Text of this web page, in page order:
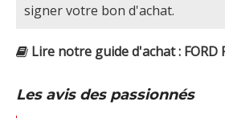
signer votre bon d'achat.
Lire notre guide d'achat : FORD
Les avis des passionnés